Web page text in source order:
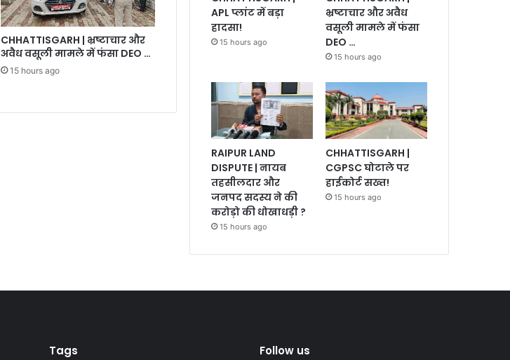
CHHATTISGARH | भ्रष्टाचार और
अवैध वसूली मामले में फंसा DEO …
15 hours ago
APL प्लांट में बड़ा
हादसा!
15 hours ago
भ्रष्टाचार और अवैध
वसूली मामले में फंसा
DEO …
15 hours ago
RAIPUR LAND
DISPUTE | नायब
तहसीलदार और
जनपद सदस्य ने की
करोड़ो की धोखाधड़ी ?
15 hours ago
CHHATTISGARH |
CGPSC घोटाले पर
हाईकोर्ट सख्त!
15 hours ago
Tags Follow us